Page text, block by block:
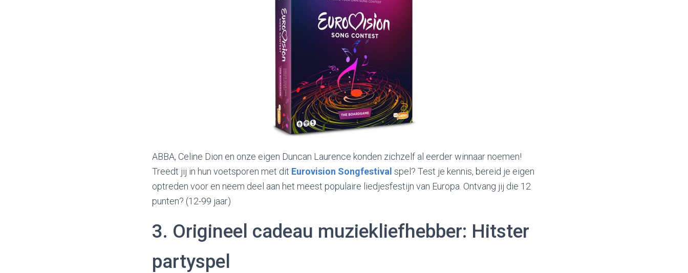
ABBA, Celine Dion en onze eigen Duncan Laurence konden zichzelf al eerder winnaar noemen!
Treedt jij in hun voetsporen met dit Eurovision Songfestival spel? Test je kennis, bereid je eigen
optreden voor en neem deel aan het meest populaire liedjesfestijn van Europa. Ontvang jij die 12
punten? (12-99 jaar)
3. Origineel cadeau muziekliefhebber: Hitster
partyspel